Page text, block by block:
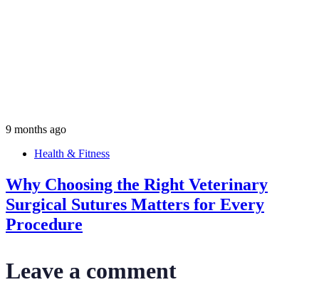
9 months ago
Health & Fitness
Why Choosing the Right Veterinary
Surgical Sutures Matters for Every
Procedure
Leave a comment